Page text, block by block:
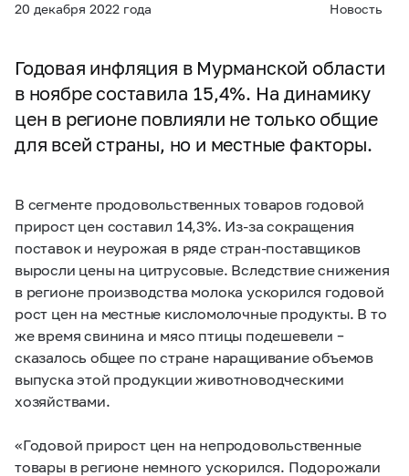
20 декабря 2022 года Новость
Годовая инфляция в Мурманской области
в ноябре составила 15,4%. На динамику
цен в регионе повлияли не только общие
для всей страны, но и местные факторы.
В сегменте продовольственных товаров годовой
прирост цен составил 14,3%. Из-за сокращения
поставок и неурожая в ряде стран-поставщиков
выросли цены на цитрусовые. Вследствие снижения
в регионе производства молока ускорился годовой
рост цен на местные кисломолочные продукты. В то
же время свинина и мясо птицы подешевели –
сказалось общее по стране наращивание объемов
выпуска этой продукции животноводческими
хозяйствами.
«Годовой прирост цен на непродовольственные
товары в регионе немного ускорился. Подорожали